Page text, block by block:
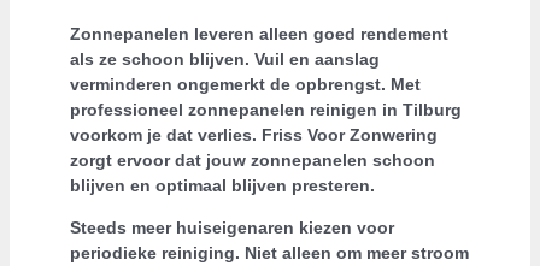
Zonnepanelen leveren alleen goed rendement
als ze schoon blijven. Vuil en aanslag
verminderen ongemerkt de opbrengst. Met
professioneel zonnepanelen reinigen in Tilburg
voorkom je dat verlies. Friss Voor Zonwering
zorgt ervoor dat jouw zonnepanelen schoon
blijven en optimaal blijven presteren.
Steeds meer huiseigenaren kiezen voor
periodieke reiniging. Niet alleen om meer stroom